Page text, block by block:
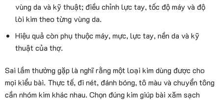
vùng da và kỹ thuật; điều chỉnh lực tay, tốc độ máy và độ
lòi kim theo từng vùng da.
Hiệu quả còn phụ thuộc máy, mực, lực tay, nền da và kỹ
thuật của thợ.
Sai lầm thường gặp là nghĩ rằng một loại kim dùng được cho
mọi kiểu bài. Thực tế, đi nét, đánh bóng, tô màu và chuyển tông
cần nhóm kim khác nhau. Chọn đúng kim giúp bài xăm sạch